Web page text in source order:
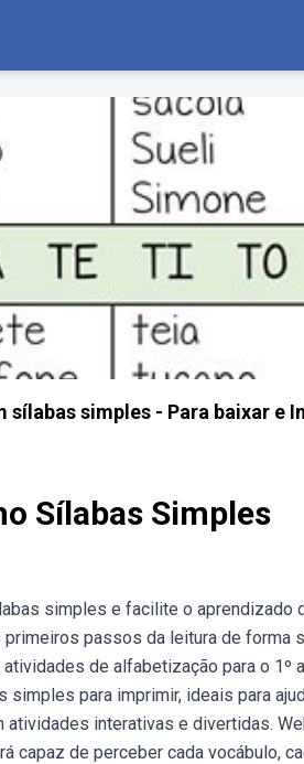
sílabas simples - Para baixar e
Sílabas Simples
simples e facilite o aprendizado
passos da leitura de forma
de alfabetização para o 1º
para imprimir, ideais para
atividades interativas e divertidas.
capaz de perceber cada vocábulo,